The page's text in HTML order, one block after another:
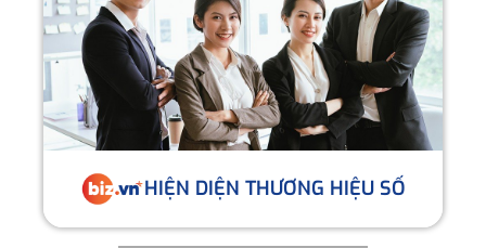
HIỆN DIỆN THƯƠNG HIỆU SỐ